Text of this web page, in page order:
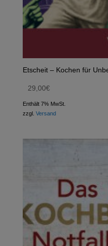
Etscheit – Kochen für
29,00€
Enthält 7% MwSt.
zzgl. Versand